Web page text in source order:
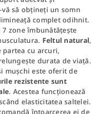
să obțineți un somn
complet odihnit.
zone îmbunătățește
Feltul natural,
partea cu arcuri,
durata de viață.
mușchi este oferit de
rezistente sunt
. Acestea funcționează
elasticitatea saltelei.
întoarcerea ei de